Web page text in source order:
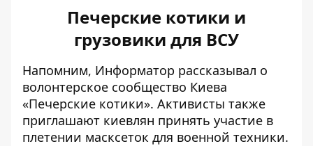
Печерские котики и
грузовики для ВСУ
Напомним, Информатор рассказывал о
волонтерское сообщество Киева
«Печерские котики». Активисты также
приглашают киевлян принять участие в
плетении масксеток для военной техники.